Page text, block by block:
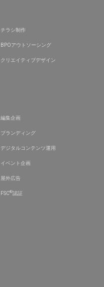
チラシ制作
BPOアウトソーシング
クリエイティブデザイン
編集企画
ブランディング
デジタルコンテンツ運用
イベント企画
屋外広告
FSC®認証